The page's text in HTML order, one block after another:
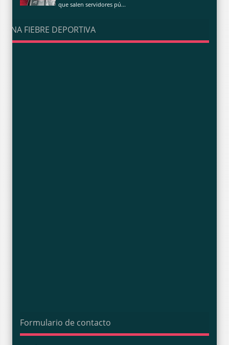
que salen servidores pú...
UNA FIEBRE DEPORTIVA
Formulario de contacto